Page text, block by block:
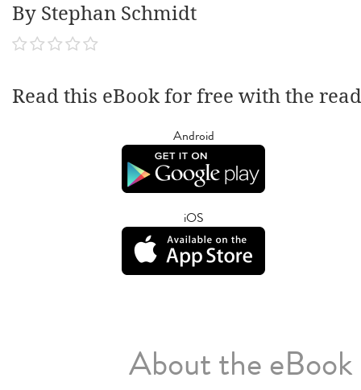
By Stephan Schmidt
Read this eBook for free with the
Android
iOS
About the eBook